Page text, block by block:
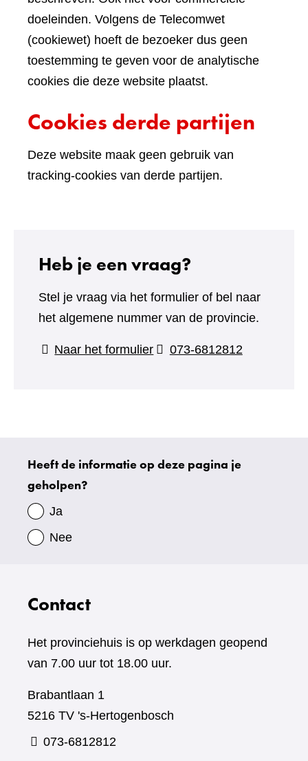
doeleinden. Volgens de Telecomwet
(cookiewet) hoeft de bezoeker dus geen
toestemming te geven voor de analytische
cookies die deze website plaatst.
Cookies derde partijen
Deze website maak geen gebruik van
tracking-cookies van derde partijen.
Heb je een vraag?
Stel je vraag via het formulier of bel naar
het algemene nummer van de provincie.
Naar het formulier(verwijst
073-6812812
Uw
gegevens
Heeft de informatie op deze pagina je
geholpen?
Ja
Nee
Contact
Het provinciehuis is op werkdagen geopend
van 7.00 uur tot 18.00 uur.
Brabantlaan 1
5216 TV 's-Hertogenbosch
073-6812812